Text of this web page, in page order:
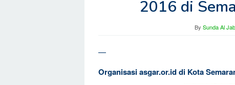
2016 di
By Sunda Al
—
Organisasi asgar.or.id di Kota